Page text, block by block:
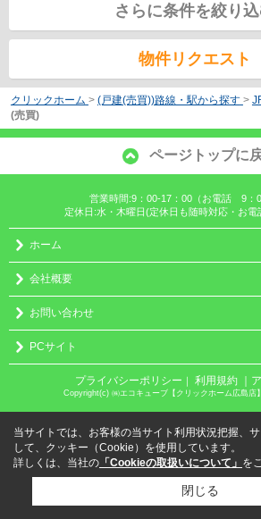
さらに条件を絞り
物件リクエスト
クリックホーム > (戸建(売買))路線・駅から探す >
(売買)
ページトップに
営業時間:9：00-17：00（お電話 9：
定休日:水・木曜日(定休日も随時対応・お電
ホーム
会社概要
お問い合わせ
PCサイト
プライバシーポリシー ｜ 利用規約 ｜
Copyright(c) ㈱エコキューブ【クリックホーム広島店
当サイトでは、お客様の当サイト利用状況把握、
して、クッキー（Cookie）を使用しています。
詳しくは、当社の 「Cookieの取扱いについて」 を
閉じる